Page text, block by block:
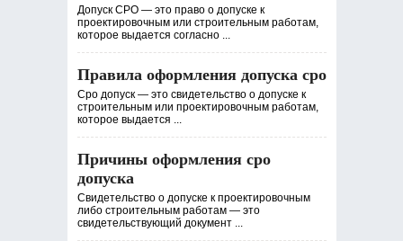
Допуск СРО — это право о допуске к
проектировочным или строительным работам,
которое выдается согласно ...
Правила оформления допуска сро
Сро допуск — это свидетельство о допуске к
строительным или проектировочным работам,
которое выдается ...
Причины оформления сро
допуска
Свидетельство о допуске к проектировочным
либо строительным работам — это
свидетельствующий документ ...